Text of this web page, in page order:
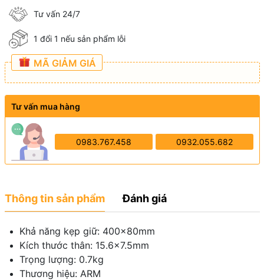
Tư vấn 24/7
1 đổi 1 nếu sản phẩm lỗi
MÃ GIẢM GIÁ
Tư vấn mua hàng
0983.767.458 0932.055.682
Thông tin sản phẩm Đánh giá
Khả năng kẹp giữ: 400x80mm
Kích thước thân: 15.6x7.5mm
Trọng lượng: 0.7kg
Thương hiệu: ARM